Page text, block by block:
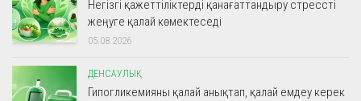
Негізгі қажеттіліктерді қанағаттандыру стрессті
жеңуге қалай көмектеседі
05.08.2026
ДЕНСАУЛЫҚ
Гипогликемияны қалай анықтап, қалай емдеу керек